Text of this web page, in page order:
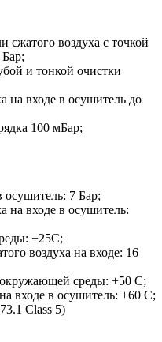
сжатого воздуха с точкой
и тонкой очистки
на входе в осушитель до
100 мБар;
осушитель: 7 Бар;
на входе в осушитель:
+25С;
воздуха на входе: 16
среды: +50 С;
входе в осушитель: +60 С;
Class 5)